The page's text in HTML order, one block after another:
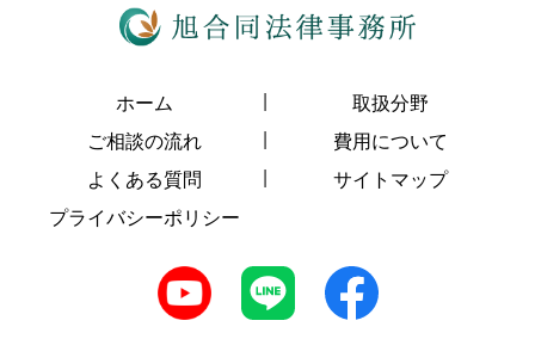
ホーム
取扱分野
ご相談の流れ
費用について
よくある質問
サイトマップ
プライバシーポリシー